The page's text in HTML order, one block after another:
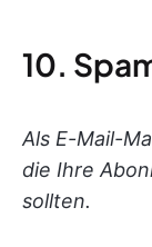
10.
Als E-Mail-
die Ihre
sollten.